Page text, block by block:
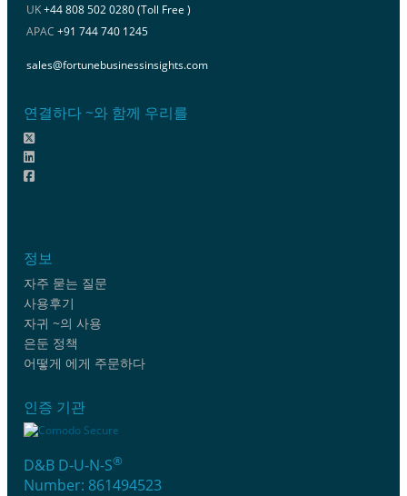
UK+44 808 502 0280 (Toll Free )
APAC +91 744 740 1245
sales@fortunebusinessinsights.com
연결하다 ~와 함께 우리를
정보
자주 묻는 질문
사용후기
자귀 ~의 사용
은둔 정책
어떻게 에게 주문하다
인증 기관
D&B D-U-N-S®
Number: 861494523